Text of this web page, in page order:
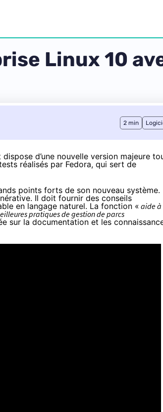
Linux 10
2 min
d’une nouvelle version majeure
réalisés par Fedora, qui sert de
points forts de son nouveau système.
Il doit fournir des conseils
en langage naturel. La fonction « aide à
pratiques de gestion de parcs
sur la documentation et les